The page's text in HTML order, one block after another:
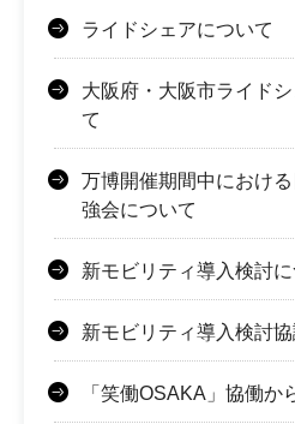
ライドシェアについて
大阪府・大阪市ライド
て
万博開催期間中におけ
強会について
新モビリティ導入検討
新モビリティ導入検討
「笑働OSAKA」協働か